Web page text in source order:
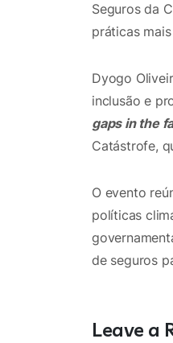
Seguros da
práticas
Dyogo
inclusão e
gaps in the
Catástrofe,
O evento
políticas
de seguros
Leave a